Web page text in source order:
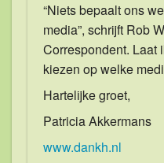
“Niets bepaalt ons
media”, schrijft Rob
Correspondent. Laat
kiezen op welke
Hartelijke groet,
Patricia Akkermans
www.dankh.nl